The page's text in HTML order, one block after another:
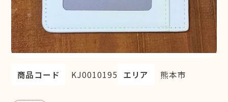
商品コード KJ0010195 エリア 熊本市